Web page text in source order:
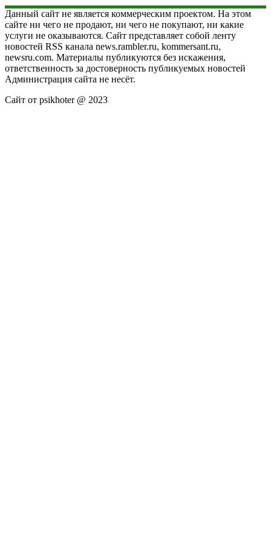
Данный сайт не является коммерческим проектом. На этом
сайте ни чего не продают, ни чего не покупают, ни какие
услуги не оказываются. Сайт представляет собой ленту
новостей RSS канала news.rambler.ru, kommersant.ru,
newsru.com. Материалы публикуются без искажения,
ответственность за достоверность публикуемых новостей
Администрация сайта не несёт.
Сайт от psikhoter @ 2023